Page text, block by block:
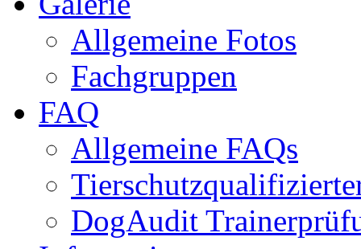
Allgemeine Fotos
Fachgruppen
FAQ
Allgemeine FAQs
DogAudit